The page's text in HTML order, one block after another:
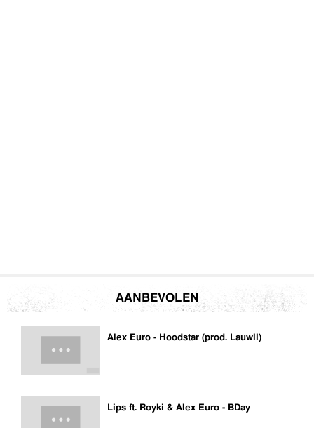
AANBEVOLEN
Alex Euro - Hoodstar (prod. Lauwii)
Lips ft. Royki & Alex Euro - BDay